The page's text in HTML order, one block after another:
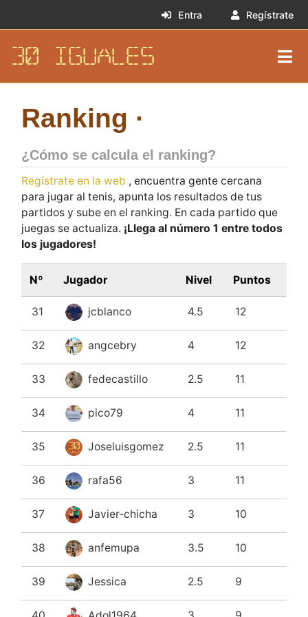
Entra Regístrate
30 IGUALES
Ranking ·
¿Cómo se calcula el ranking?
Regístrate en la web , encuentra gente cercana
para jugar al tenis, apunta los resultados de tus
partidos y sube en el ranking. En cada partido que
juegas se actualiza. ¡Llega al número 1 entre todos
los jugadores!
Nº Jugador Nivel Puntos
31 jcblanco 4.5 12
32 angcebry 4 12
33 fedecastillo 2.5 11
34 pico79 4 11
35 Joseluisgomez 2.5 11
36 rafa56 3 11
37 Javier-chicha 3 10
38 anfemupa 3.5 10
39 Jessica 2.5 9